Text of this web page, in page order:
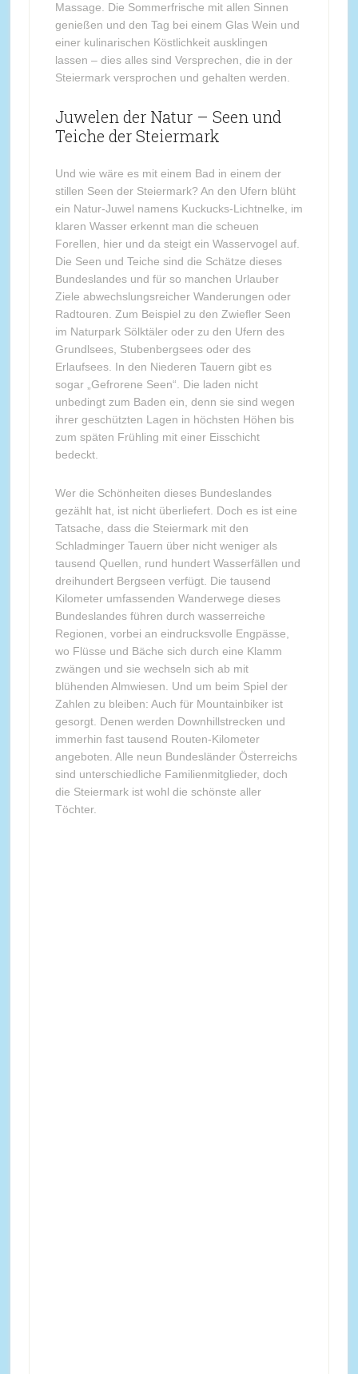
Massage. Die Sommerfrische mit allen Sinnen
genießen und den Tag bei einem Glas Wein und
einer kulinarischen Köstlichkeit ausklingen
lassen – dies alles sind Versprechen, die in der
Steiermark versprochen und gehalten werden.
Juwelen der Natur – Seen und
Teiche der Steiermark
Und wie wäre es mit einem Bad in einem der
stillen Seen der Steiermark? An den Ufern blüht
ein Natur-Juwel namens Kuckucks-Lichtnelke, im
klaren Wasser erkennt man die scheuen
Forellen, hier und da steigt ein Wasservogel auf.
Die Seen und Teiche sind die Schätze dieses
Bundeslandes und für so manchen Urlauber
Ziele abwechslungsreicher Wanderungen oder
Radtouren. Zum Beispiel zu den Zwiefler Seen
im Naturpark Sölktäler oder zu den Ufern des
Grundlsees, Stubenbergsees oder des
Erlaufsees. In den Niederen Tauern gibt es
sogar „Gefrorene Seen“. Die laden nicht
unbedingt zum Baden ein, denn sie sind wegen
ihrer geschützten Lagen in höchsten Höhen bis
zum späten Frühling mit einer Eisschicht
bedeckt.
Wer die Schönheiten dieses Bundeslandes
gezählt hat, ist nicht überliefert. Doch es ist eine
Tatsache, dass die Steiermark mit den
Schladminger Tauern über nicht weniger als
tausend Quellen, rund hundert Wasserfällen und
dreihundert Bergseen verfügt. Die tausend
Kilometer umfassenden Wanderwege dieses
Bundeslandes führen durch wasserreiche
Regionen, vorbei an eindrucksvolle Engpässe,
wo Flüsse und Bäche sich durch eine Klamm
zwängen und sie wechseln sich ab mit
blühenden Almwiesen. Und um beim Spiel der
Zahlen zu bleiben: Auch für Mountainbiker ist
gesorgt. Denen werden Downhillstrecken und
immerhin fast tausend Routen-Kilometer
angeboten. Alle neun Bundesländer Österreichs
sind unterschiedliche Familienmitglieder, doch
die Steiermark ist wohl die schönste aller
Töchter.